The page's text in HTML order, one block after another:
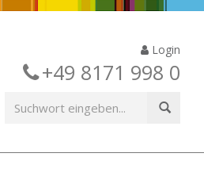
Login
+49 8171 998 0